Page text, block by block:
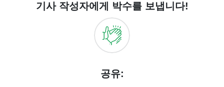
기사 작성자에게 박수를 보냅니다!
공유: